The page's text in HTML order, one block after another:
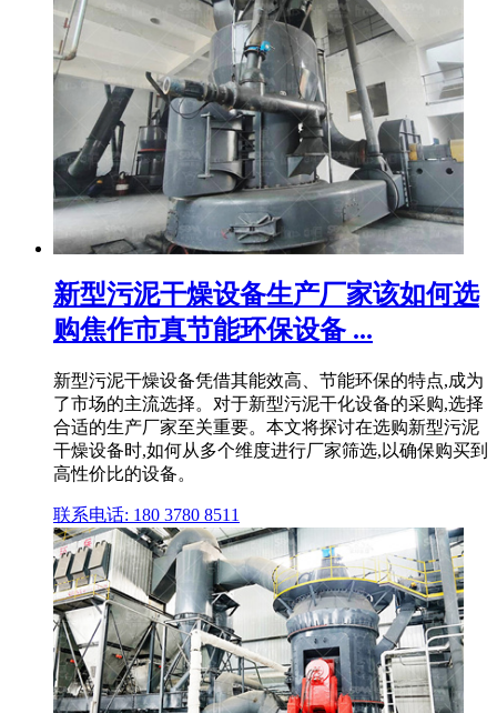
新型污泥干燥设备生产厂家该如何选
购焦作市真节能环保设备 ...
新型污泥干燥设备凭借其能效高、节能环保的特点,成为
了市场的主流选择。对于新型污泥干化设备的采购,选择
合适的生产厂家至关重要。本文将探讨在选购新型污泥
干燥设备时,如何从多个维度进行厂家筛选,以确保购买到
高性价比的设备。
联系电话: 180 3780 8511